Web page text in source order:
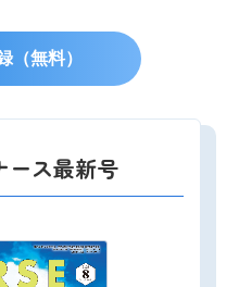
（無料）
ース最新号